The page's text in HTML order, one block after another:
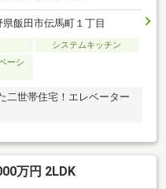
県飯田市伝馬町１丁目
システムキッチン
ーシ
二世帯住宅！エレベーター
万円 2LDK